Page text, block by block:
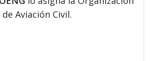
Aviación Civil.